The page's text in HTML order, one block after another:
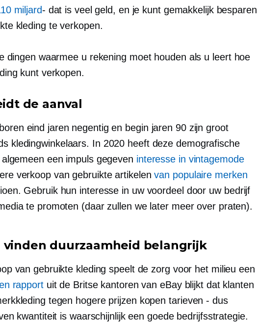
miljard- dat is veel geld, en je kunt gemakkelijk besparen
kleding te verkopen.
dingen waarmee u rekening moet houden als u leert hoe
kunt verkopen.
de aanval
eind jaren negentig en begin jaren 90 zijn groot
kledingwinkelaars. In 2020 heeft deze demografische
een impuls gegeven interesse in vintagemode
verkoop van gebruikte artikelenvan populaire merken
Gebruik hun interesse in uw voordeel door uw bedrijf
te promoten (daar zullen we later meer over praten).
vinden duurzaamheid belangrijk
van gebruikte kleding speelt de zorg voor het milieu een
rapportuit de Britse kantoren van eBay blijkt dat klanten
tegen hogere prijzen kopentarieven - dus
kwantiteit is waarschijnlijk een goede bedrijfsstrategie.